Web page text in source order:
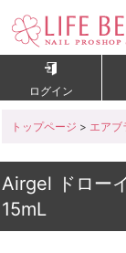
ログイン
トップページ > エアブ
Airgel ドロー
15mL